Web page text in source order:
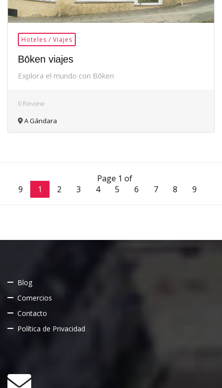
Hoteles / Viajes
Bōken viajes
Explora el mundo con Bōken
0 Review
A Gándara
Page 1 of
9
1 2 3 4 5 6 7 8 9
Blog
Comercios
Contacto
Política de Privacidad